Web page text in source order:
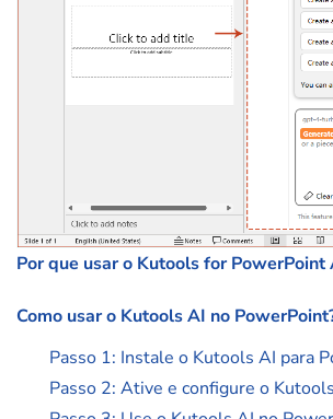
Por que usar o Kutools for PowerPoint
Como usar o Kutools AI no
Passo 1: Instale o Kutools AI para
Passo 2: Ative e configure o